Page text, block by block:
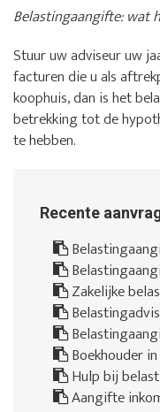
Belastingaangifte: wat
Stuur uw adviseur uw
facturen die u als
koophuis, dan is het
betrekking tot de
te hebben.
Recente
Zakelijke
Boekhouder in
Hulp bij
Aangifte